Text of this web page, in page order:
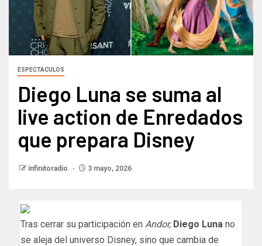
ESPECTACULOS
Diego Luna se suma al
live action de Enredados
que prepara Disney
infinitoradio 3 mayo, 2026
Tras cerrar su participación en Andor, Diego Luna no
se aleja del universo Disney, sino que cambia de